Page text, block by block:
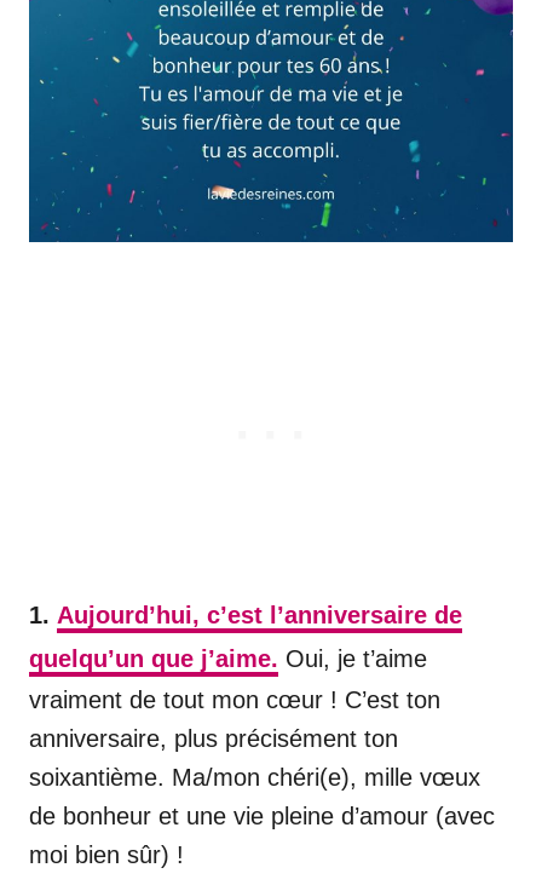
1. Aujourd’hui, c’est l’anniversaire de
quelqu’un que j’aime. Oui, je t’aime
vraiment de tout mon cœur ! C’est ton
anniversaire, plus précisément ton
soixantième. Ma/mon chéri(e), mille vœux
de bonheur et une vie pleine d’amour (avec
moi bien sûr) !